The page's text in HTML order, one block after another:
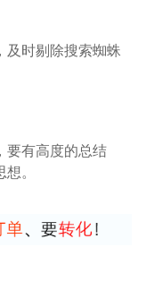
及时剔除搜索蜘蛛
要有高度的总结
。